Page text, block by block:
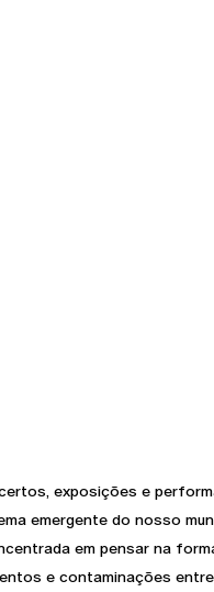
exposições e
emergente do nosso
em pensar na
e contaminações entre